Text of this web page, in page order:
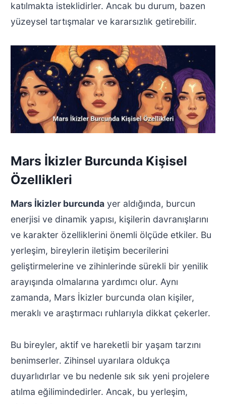
katılmakta isteklidirler. Ancak bu durum, bazen
yüzeysel tartışmalar ve kararsızlık getirebilir.
Mars İkizler Burcunda Kişisel
Özellikleri
Mars İkizler burcundayer aldığında, burcun
enerjisi ve dinamik yapısı, kişilerin davranışlarını
ve karakter özelliklerini önemli ölçüde etkiler. Bu
yerleşim, bireylerin iletişim becerilerini
geliştirmelerine ve zihinlerinde sürekli bir yenilik
arayışında olmalarına yardımcı olur. Aynı
zamanda, Mars İkizler burcunda olan kişiler,
meraklı ve araştırmacı ruhlarıyla dikkat çekerler.
Bu bireyler, aktif ve hareketli bir yaşam tarzını
benimserler. Zihinsel uyarılara oldukça
duyarlıdırlar ve bu nedenle sık sık yeni projelere
atılma eğilimindedirler. Ancak, bu yerleşim,